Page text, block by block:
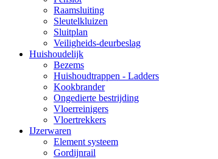
Raamsluiting
Sleutelkluizen
Sluitplan
Veiligheids-deurbeslag
Huishoudelijk
Bezems
Huishoudtrappen - Ladders
Kookbrander
Ongedierte bestrijding
Vloerreinigers
Vloertrekkers
IJzerwaren
Element systeem
Gordijnrail